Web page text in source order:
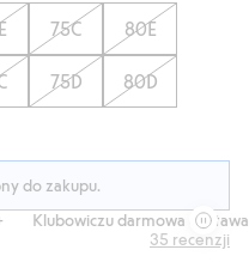
75C 80E
75D 80D
do zakupu.
Klubowiczu darmowa dostawa
35 recenzji